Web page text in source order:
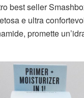
best seller
e ultra
promette